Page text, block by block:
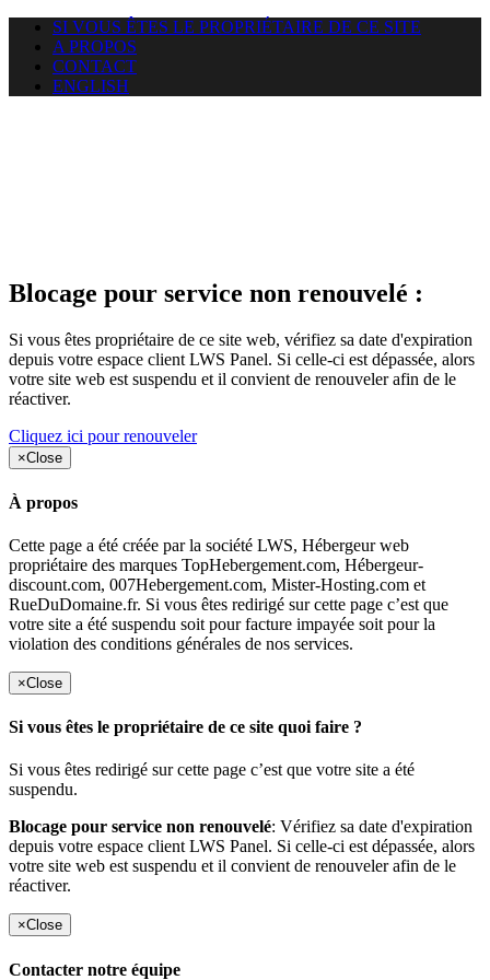
SI VOUS ÊTES LE PROPRIÉTAIRE DE CE SITE
A PROPOS
CONTACT
ENGLISH
Blocage pour service non renouvelé :
Si vous êtes propriétaire de ce site web, vérifiez sa date d'expiration
depuis votre espace client LWS Panel. Si celle-ci est dépassée, alors
votre site web est suspendu et il convient de renouveler afin de le
réactiver.
Cliquez ici pour renouveler
×Close
À propos
Cette page a été créée par la société LWS, Hébergeur web
propriétaire des marques TopHebergement.com, Hébergeur-
discount.com, 007Hebergement.com, Mister-Hosting.com et
RueDuDomaine.fr. Si vous êtes redirigé sur cette page c’est que
votre site a été suspendu soit pour facture impayée soit pour la
violation des conditions générales de nos services.
×Close
Si vous êtes le propriétaire de ce site quoi faire ?
Si vous êtes redirigé sur cette page c’est que votre site a été
suspendu.
Blocage pour service non renouvelé: Vérifiez sa date d'expiration
depuis votre espace client LWS Panel. Si celle-ci est dépassée, alors
votre site web est suspendu et il convient de renouveler afin de le
réactiver.
×Close
Contacter notre équipe